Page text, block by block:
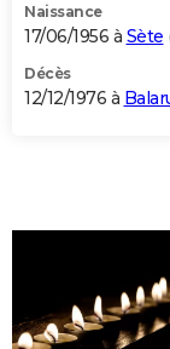
Naissance
17/06/1956 à Sète
Décès
12/12/1976 à